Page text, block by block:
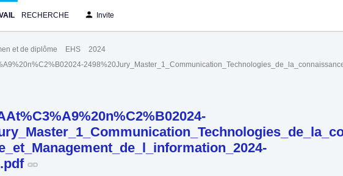
RECHERCHE Invite
et de diplôme EHS 2024